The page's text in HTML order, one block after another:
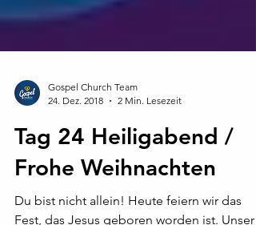
Gospel Church Team
24. Dez. 2018
2 Min. Lesezeit
Tag 24 Heiligabend /